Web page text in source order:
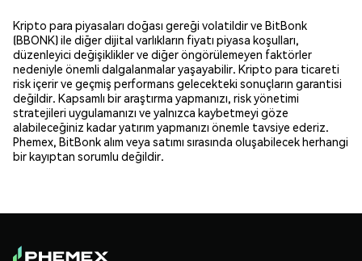
Kripto para piyasaları doğası gereği volatildir ve BitBonk
(BBONK) ile diğer dijital varlıkların fiyatı piyasa koşulları,
düzenleyici değişiklikler ve diğer öngörülemeyen faktörler
nedeniyle önemli dalgalanmalar yaşayabilir. Kripto para ticareti
risk içerir ve geçmiş performans gelecekteki sonuçların garantisi
değildir. Kapsamlı bir araştırma yapmanızı, risk yönetimi
stratejileri uygulamanızı ve yalnızca kaybetmeyi göze
alabileceğiniz kadar yatırım yapmanızı önemle tavsiye ederiz.
Phemex, BitBonk alım veya satımı sırasında oluşabilecek herhangi
bir kayıptan sorumlu değildir.